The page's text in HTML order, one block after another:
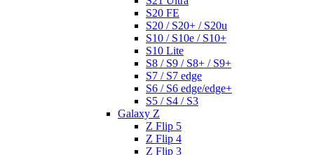
S20 FE
S20 / S20+ / S20u
S10 / S10e / S10+
S10 Lite
S8 / S9 / S8+ / S9+
S7 / S7 edge
S6 / S6 edge/edge+
S5 / S4 / S3
Galaxy Z
Z Flip 5
Z Flip 4
Z Flip 3